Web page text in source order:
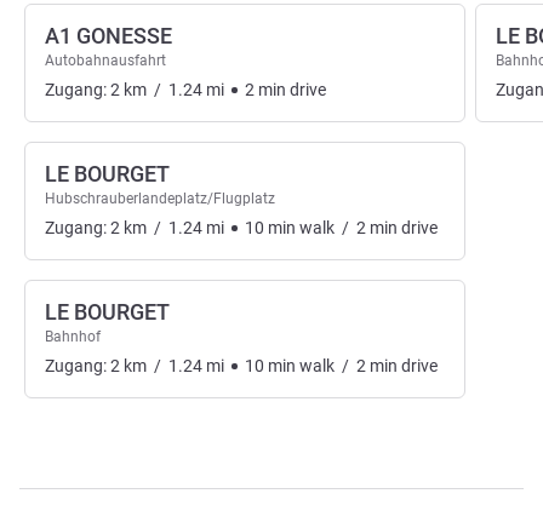
A1 GONESSE
Autobahnausfahrt
Zugang:2 km / 1.24 mi 2 min drive
LE BOURGET
Hubschrauberlandeplatz/Flugplatz
Zugang:2 km / 1.24 mi 10 min walk / 2 min drive
LE BOURGET
Bahnhof
Zugang:2 km / 1.24 mi 10 min walk / 2 min drive
LE